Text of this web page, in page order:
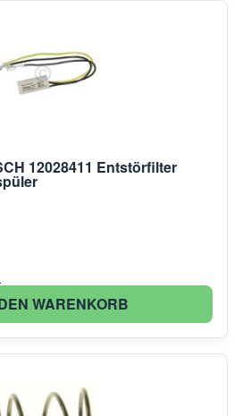
12028411 Entstörfilter
WARENKORB